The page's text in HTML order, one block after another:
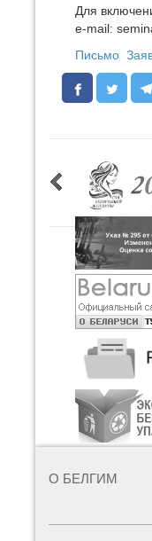
Для
e‑mail:
Письмо
О БЕЛГИМ